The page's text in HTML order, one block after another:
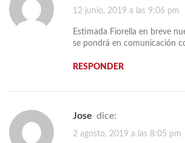
12 junio, 2019 a las 9:06 pm
Estimada Fiorella en breve
se pondrá en comunicación
RESPONDER
jose dice:
2 agosto, 2019 a las 8:05 pm